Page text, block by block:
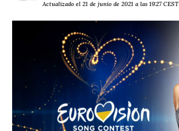
Actualizado el 21 de junio de 2021 a las 19:27 CEST